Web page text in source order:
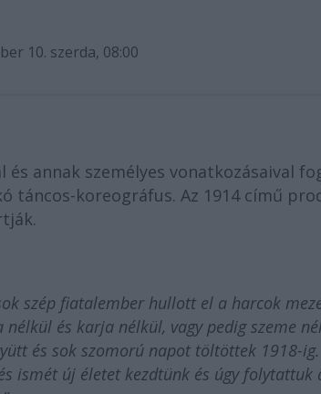
10. szerda, 08:00
és annak személyes vonatkozásaival
táncos-koreográfus. Az 1914 című
szép fiatalember hullott el a harcok
és karja nélkül, vagy pedig szeme
és sok szomorú napot töltöttek 1918-ig.
ismét új életet kezdtünk és úgy